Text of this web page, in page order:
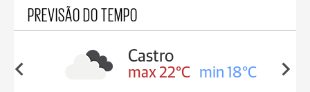
PREVISÃO DO TEMPO
18°C
Castro
max 22°C min 18°C